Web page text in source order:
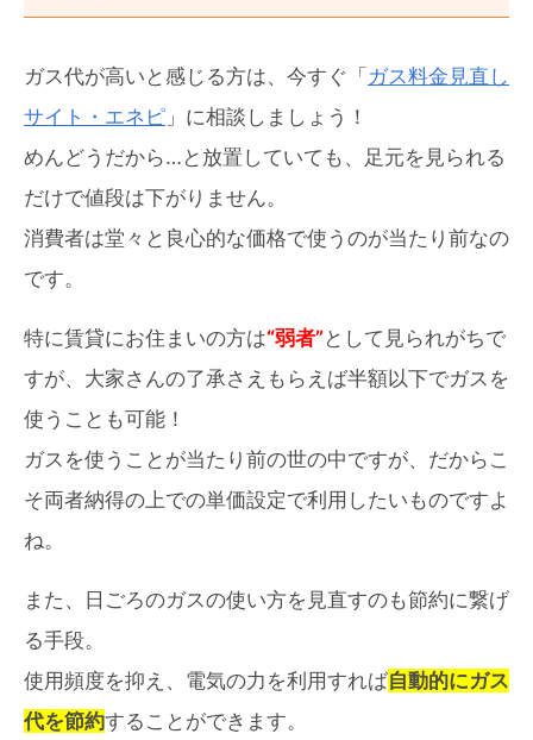
ガス代が高いと感じる方は、今すぐ「ガス料金見直し
サイト・エネピ 」に相談しましょう！
めんどうだから…と放置していても、足元を見られる
だけで値段は下がりません。
消費者は堂々と良心的な価格で使うのが当たり前なの
です。
特に賃貸にお住まいの方は“弱者”として見られがちで
すが、大家さんの了承さえもらえば半額以下でガスを
使うことも可能！
ガスを使うことが当たり前の世の中ですが、だからこ
そ両者納得の上での単価設定で利用したいものですよ
ね。
また、日ごろのガスの使い方を見直すのも節約に繋げ
る手段。
使用頻度を抑え、電気の力を利用すれば自動的にガス
代を節約することができます。